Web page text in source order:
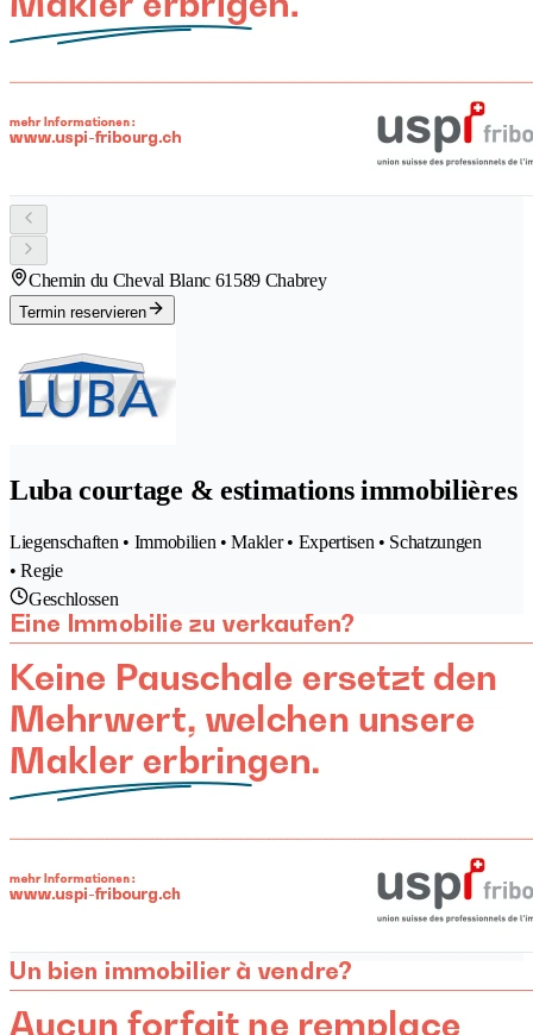
Chemin du Cheval Blanc 61589 Chabrey
Termin reservieren
Luba courtage & estimations immobilières
Liegenschaften • Immobilien • Makler • Expertisen • Schatzungen
• Regie
Geschlossen